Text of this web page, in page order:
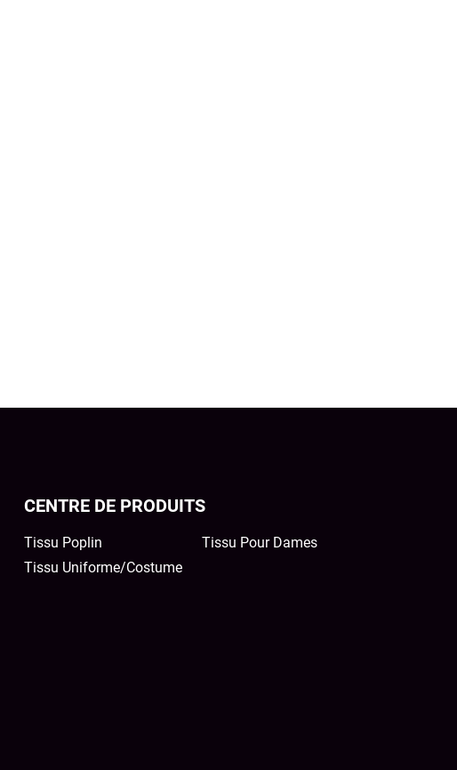
CENTRE DE PRODUITS
Tissu Poplin
Tissu Pour Dames
Tissu Uniforme/Costume